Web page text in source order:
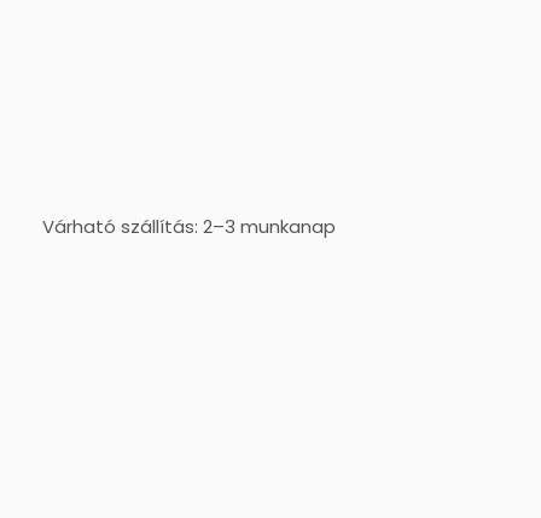
Várható szállítás: 2–3 munkanap